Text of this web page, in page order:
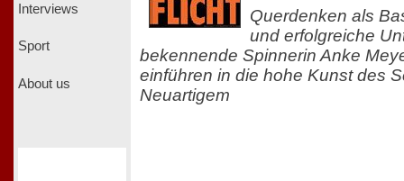
Interviews
Sport
About us
Querdenken als
und erfolgreiche
bekennende Spinnerin Anke
einführen in die hohe Kunst des
Neuartigem